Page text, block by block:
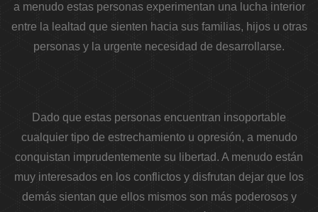
a menudo estas personas experimentan una lucha interior
entre la lealtad que sienten hacia sus familias, hijos u otras
personas y la urgente necesidad de desarrollarse.
Dado que estas personas encuentran insoportable
cualquier tipo de estrechamiento u opresión, a menudo
conquistan imprudentemente su libertad. A menudo están
muy interesados ​​en los conflictos y disfrutan dejar que los
demás sientan que ellos mismos son más poderosos y